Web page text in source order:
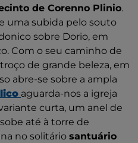
de Corenno Plinio.
uma subida pelo souto
sobre Dorio, em
Com o seu caminho de
de grande beleza, em
abre-se sobre a ampla
aguarda-nos a igreja
curta, um anel de
até à torre de
no solitário santuário